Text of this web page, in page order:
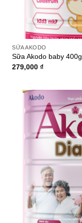
SỮA AKODO
Sữa Akodo baby 400g
279,000₫